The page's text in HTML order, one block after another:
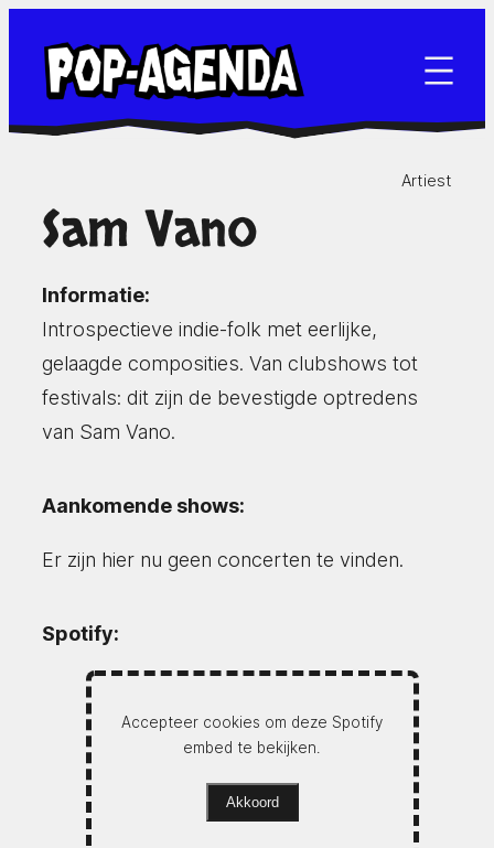
naar
inhoud
Artiest
Sam Vano
Informatie:
Introspectieve indie-folk met eerlijke,
gelaagde composities. Van clubshows tot
festivals: dit zijn de bevestigde optredens
van Sam Vano.
Aankomende shows:
Er zijn hier nu geen concerten te vinden.
Spotify:
Accepteer cookies om deze Spotify
embed te bekijken.
Akkoord